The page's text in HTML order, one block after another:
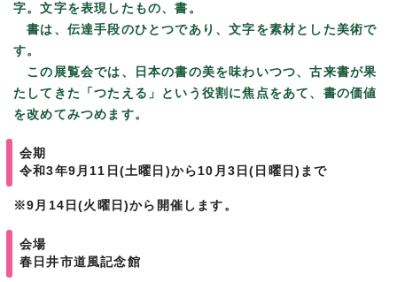
字。文字を表現したもの、書。
書は、伝達手段のひとつであり、文字を素材とした美術で
す。
この展覧会では、日本の書の美を味わいつつ、古来書が果
たしてきた「つたえる」という役割に焦点をあて、書の価値
を改めてみつめます。
会期
令和3年9月11日(土曜日)から10月3日(日曜日)まで
※9月14日(火曜日)から開催します。
会場
春日井市道風記念館